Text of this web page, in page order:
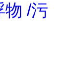
物 /污